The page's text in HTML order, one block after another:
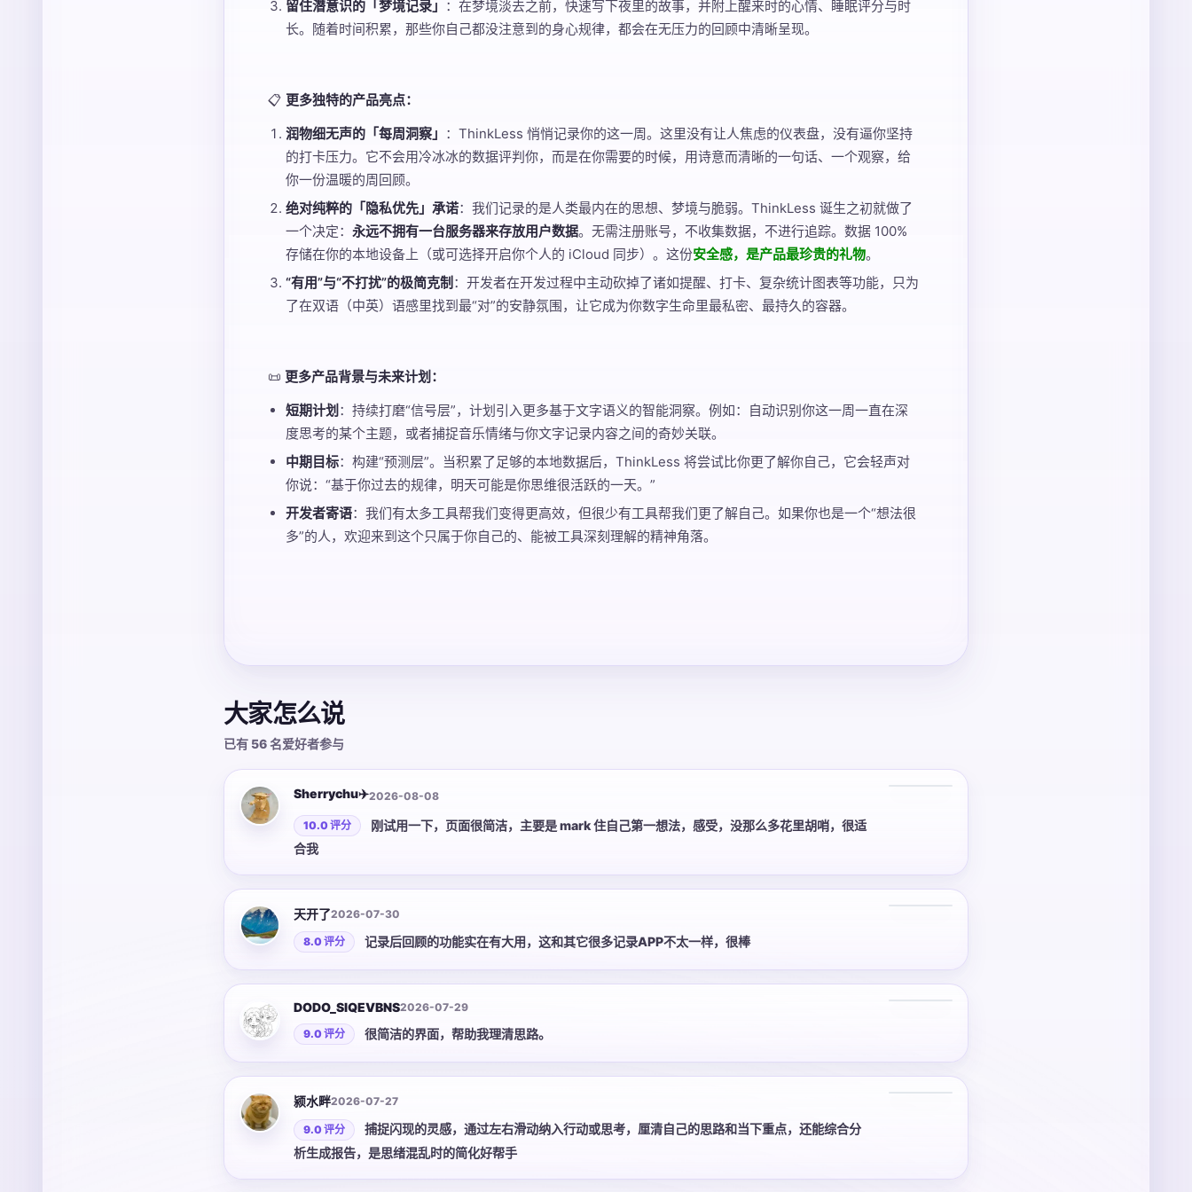
留住潜意识的「梦境记录」 ：在梦境淡去之前，快速写下夜里的故事，并附上醒来时的心情、睡眠评分与时
长。随着时间积累，那些你自己都没注意到的身心规律，都会在无压力的回顾中清晰呈现。
📋 更多独特的产品亮点：
润物细无声的「每周洞察」 ：ThinkLess 悄悄记录你的这一周。这里没有让人焦虑的仪表盘，没有逼你坚持
的打卡压力。它不会用冷冰冰的数据评判你，而是在你需要的时候，用诗意而清晰的一句话、一个观察，给
你一份温暖的周回顾。
绝对纯粹的「隐私优先」承诺：我们记录的是人类最内在的思想、梦境与脆弱。ThinkLess 诞生之初就做了
一个决定： 永远不拥有一台服务器来存放用户数据。无需注册账号，不收集数据，不进行追踪。数据 100%
存储在你的本地设备上（或可选择开启你个人的 iCloud 同步）。这份安全感，是产品最珍贵的礼物。
“有用”与“不打扰”的极简克制 ：开发者在开发过程中主动砍掉了诸如提醒、打卡、复杂统计图表等功能，只为
了在双语（中英）语感里找到最“对”的安静氛围，让它成为你数字生命里最私密、最持久的容器。
📜 更多产品背景与未来计划：
短期计划 ：持续打磨“信号层”，计划引入更多基于文字语义的智能洞察。例如：自动识别你这一周一直在深
度思考的某个主题，或者捕捉音乐情绪与你文字记录内容之间的奇妙关联。
中期目标：构建“预测层”。当积累了足够的本地数据后，ThinkLess 将尝试比你更了解你自己，它会轻声对
你说：“基于你过去的规律，明天可能是你思维很活跃的一天。”
开发者寄语：我们有太多工具帮我们变得更高效，但很少有工具帮我们更了解自己。如果你也是一个“想法很
多”的人，欢迎来到这个只属于你自己的、能被工具深刻理解的精神角落。
大家怎么说
已有 56 名爱好者参与
Sherrychu✈️2026-08-08
10.0 评分
刚试用一下，页面很简洁，主要是 mark 住自己第一想法，感受，没那么多花里胡哨，很适
合我
2 张
天开了2026-07-30
8.0 评分 记录后回顾的功能实在有大用，这和其它很多记录APP不太一样，很棒
DODO_SIQEVBNS2026-07-29
9.0 评分 很简洁的界面，帮助我理清思路。
颍水畔2026-07-27
9.0 评分
捕捉闪现的灵感，通过左右滑动纳入行动或思考，厘清自己的思路和当下重点，还能综合分
析生成报告，是思绪混乱时的简化好帮手
2 张